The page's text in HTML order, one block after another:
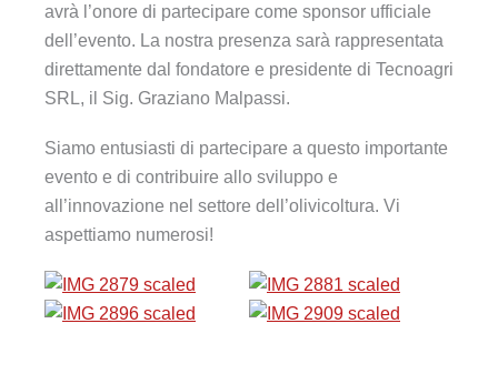
avrà l’onore di partecipare come sponsor ufficiale
dell’evento. La nostra presenza sarà rappresentata
direttamente dal fondatore e presidente di Tecnoagri
SRL, il Sig. Graziano Malpassi.
Siamo entusiasti di partecipare a questo importante
evento e di contribuire allo sviluppo e
all’innovazione nel settore dell’olivicoltura. Vi
aspettiamo numerosi!